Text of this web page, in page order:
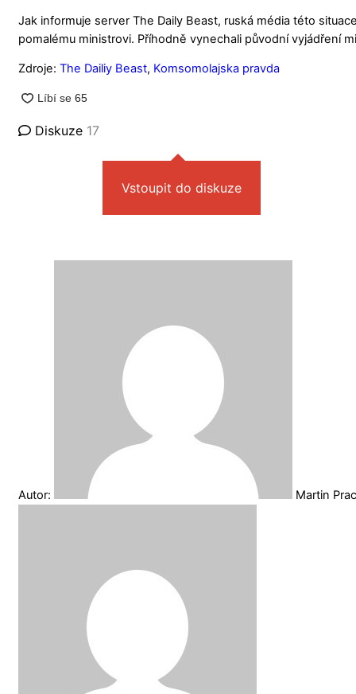
Jak informuje server The Daily Beast, ruská média této
pomalému ministrovi. Příhodně vynechali původní vyjádření
Zdroje: The Dailiy Beast, Komsomolajska pravda
Diskuze 17
Vstoupit do diskuze
Autor: Martin